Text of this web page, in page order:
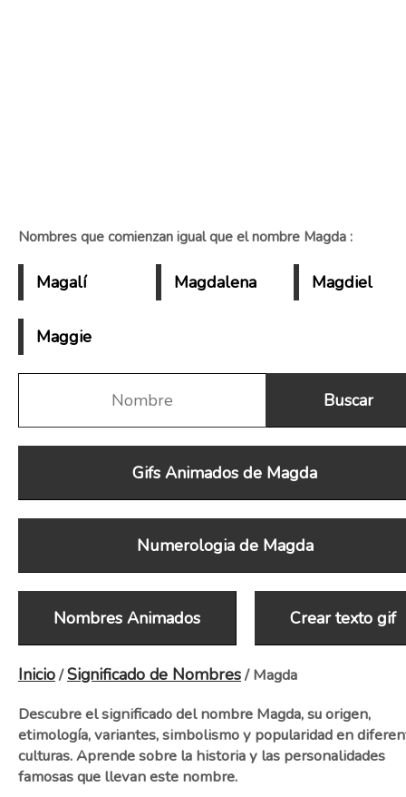
Nombres que comienzan igual que el nombre Magda :
Magalí Magdalena Magdiel
Maggie
Gifs Animados de Magda
Numerologia de Magda
Nombres Animados Crear texto gif
Inicio/Significado de Nombres/ Magda
Descubre el significado del nombre Magda, su origen,
etimología, variantes, simbolismo y popularidad en
culturas. Aprende sobre la historia y las personalidades
famosas que llevan este nombre.